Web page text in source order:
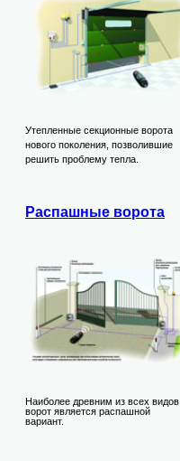
Утепленные секционные ворота
нового поколения, позволившие
решить проблему тепла.
Распашные ворота
Наиболее древним из всех видов
ворот является распашной
вариант.